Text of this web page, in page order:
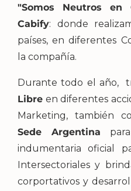
"Somos Neutros en
Cabify: donde
países, en diferentes
la compañía.
Durante todo el año,
Libre en diferentes
Marketing, también
Sede Argentina
indumentaria oficial
Intersectoriales y
corportativos y